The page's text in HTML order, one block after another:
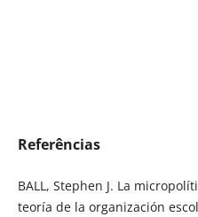
Referências
BALL, Stephen J. La
teoría de la organización